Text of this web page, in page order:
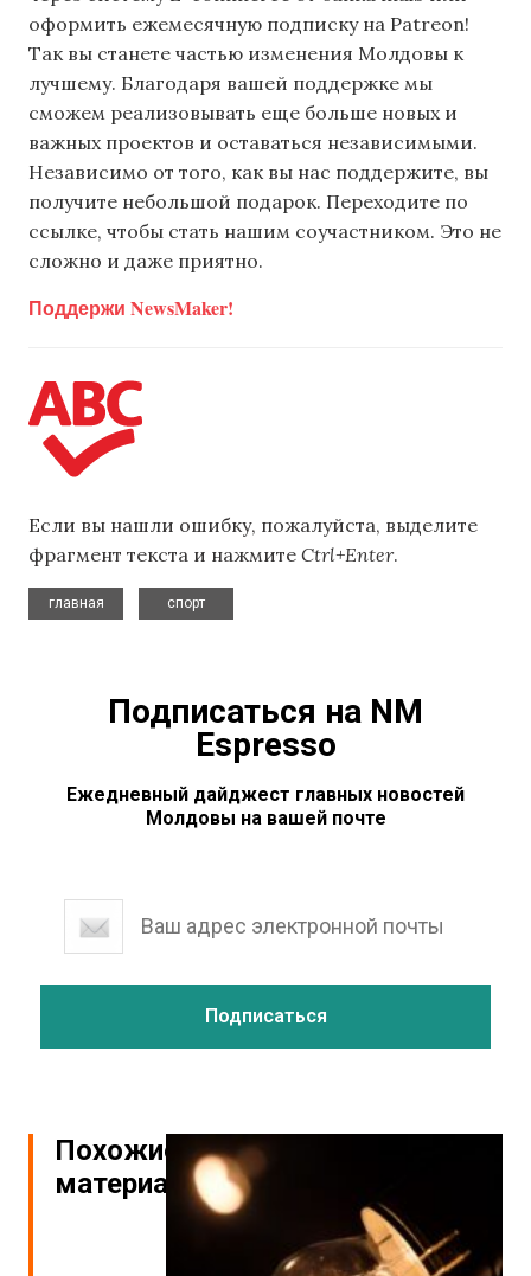
оформить ежемесячную подписку на Patreon!
Так вы станете частью изменения Молдовы к
лучшему. Благодаря вашей поддержке мы
сможем реализовывать еще больше новых и
важных проектов и оставаться независимыми.
Независимо от того, как вы нас поддержите, вы
получите небольшой подарок. Переходите по
ссылке, чтобы стать нашим соучастником. Это не
сложно и даже приятно.
Поддержи NewsMaker!
Если вы нашли ошибку, пожалуйста, выделите
фрагмент текста и нажмите Ctrl+Enter.
главная
спорт
Подписаться на NM
Espresso
Ежедневный дайджест главных новостей
Молдовы на вашей почте
Похожие
материалы